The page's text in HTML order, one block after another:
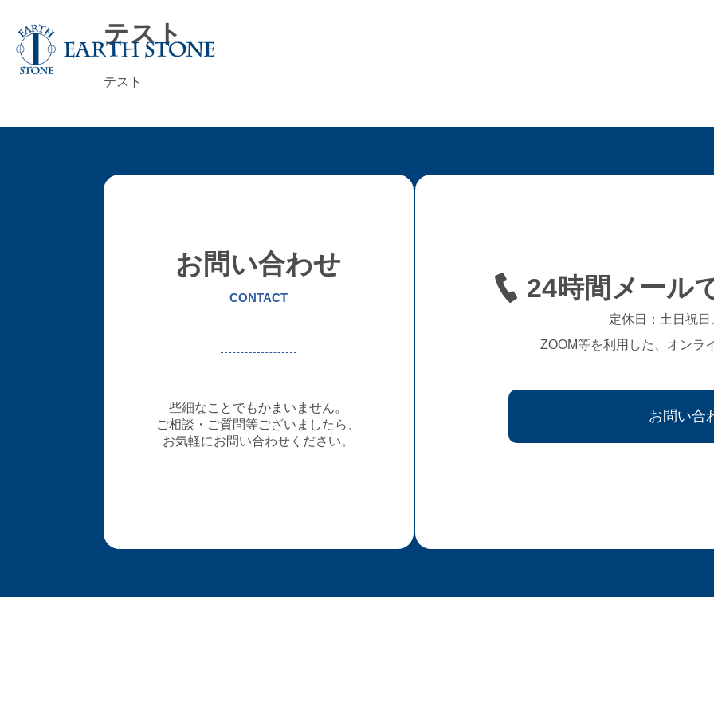
テスト
テスト
お問い合わせ
CONTACT
些細なことでもかまいません。
ご相談・ご質問等ございましたら、
お気軽にお問い合わせください。
24時間メール
定休日：土日祝
ZOOM等を利用した、オンラ
お問い合